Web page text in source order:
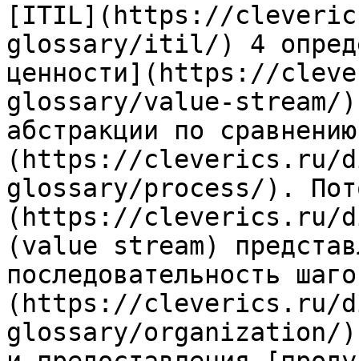
[ITIL](https://
glossary/itil/) 4
ценности](https://
glossary/value-stream/)
абстракции по
(https://cleverics.ru/
glossary/process/).
(https://cleverics.ru/
(value stream)
последовательность
(https://cleverics.ru/
glossary/organization/)